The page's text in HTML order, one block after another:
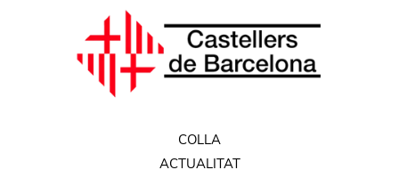
COLLA
ACTUALITAT